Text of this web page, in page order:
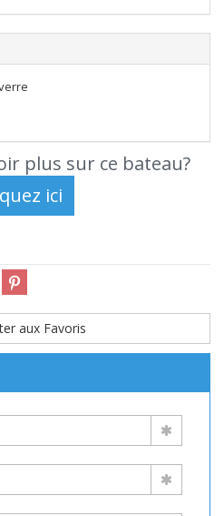
plus sur ce bateau?
aux Favoris